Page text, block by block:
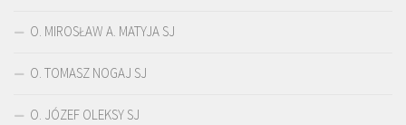
O. MIROSŁAW A. MATYJA SJ
O. TOMASZ NOGAJ SJ
O. JÓZEF OLEKSY SJ